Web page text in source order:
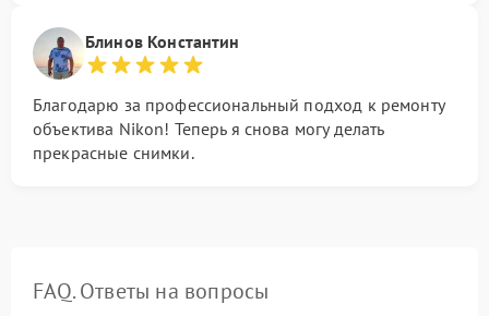
Блинов Константин
Благодарю за профессиональный подход к ремонту
объектива Nikon! Теперь я снова могу делать
прекрасные снимки.
FAQ. Ответы на вопросы